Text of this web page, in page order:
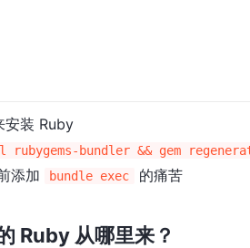
安装 Ruby
bundler && gem
添加 bundle exec 的痛苦
Ruby 从哪里来？